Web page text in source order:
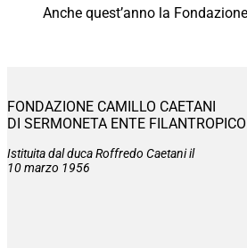
Anche quest’anno la
FONDAZIONE CAMILLO CAETANI
DI SERMONETA ENTE FILANTROPICO
Istituita dal duca Roffredo Caetani il
10 marzo 1956